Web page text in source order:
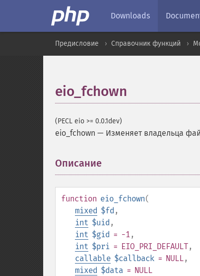
Downloads
Предисловие Справочник функций
eio_fchown
(PECL eio >= 0.0.1dev)
eio_fchown — Изменяет владельца
Описание
function eio_fchown(
mixed $fd ,
int $uid ,
int $gid = -1,
int $pri = EIO_PRI_DEFAULT,
callable $callback = NULL,
mixed $data = NULL